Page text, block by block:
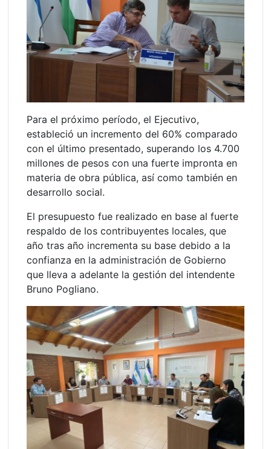
Para el próximo período, el Ejecutivo,
estableció un incremento del 60% comparado
con el último presentado, superando los 4.700
millones de pesos con una fuerte impronta en
materia de obra pública, así como también en
desarrollo social.
El presupuesto fue realizado en base al fuerte
respaldo de los contribuyentes locales, que
año tras año incrementa su base debido a la
confianza en la administración de Gobierno
que lleva a adelante la gestión del intendente
Bruno Pogliano.